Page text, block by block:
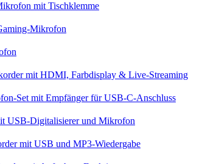
mit Tischklemme
Mikrofon
mit HDMI, Farbdisplay & Live-Streaming
Set mit Empfänger für USB-C-Anschluss
USB-Digitalisierer und Mikrofon
mit USB und MP3-Wiedergabe